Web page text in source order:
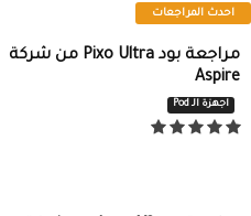
احدث المراجعات
مراجعة بود Pixo Ultra من شركة
Aspire
اجهزة الـ Pod